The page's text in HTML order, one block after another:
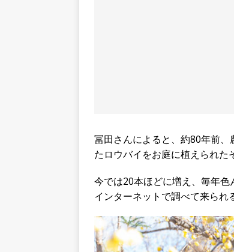
冨田さんによると、約80年前
たロウバイをお庭に植えられた
今では20本ほどに増え、毎年色
インターネットで調べて来られ